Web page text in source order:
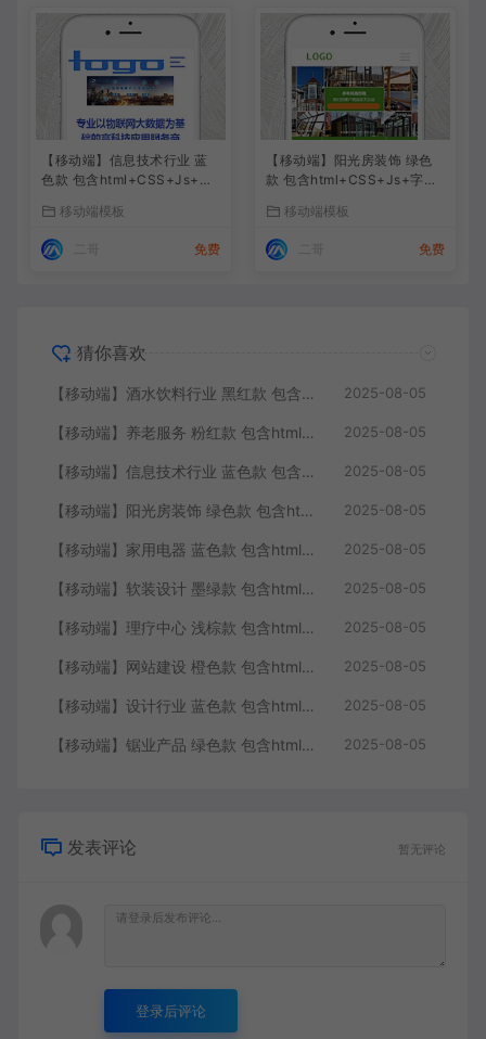
【移动端】信息技术行业 蓝
色款 包含html+CSS+Js+字
移动端模板
免费
【移动端】阳光房装饰 绿色
款 包含html+CSS+Js+字体
移动端模板
免费
猜你喜欢
【移动端】酒水饮料行业 黑红款 包含html+CSS+Js+字体文件全套 2025-08-05
【移动端】养老服务 粉红款 包含html+CSS+Js+字体文件全套 2025-08-05
【移动端】信息技术行业 蓝色款 包含html+CSS+Js+字体文件全套 2025-08-05
【移动端】阳光房装饰 绿色款 包含html+CSS+Js+字体文件全套 2025-08-05
【移动端】家用电器 蓝色款 包含html+CSS+Js+字体文件全套 2025-08-05
【移动端】软装设计 墨绿款 包含html+CSS+Js+字体文件全套 2025-08-05
【移动端】理疗中心 浅棕款 包含html+CSS+Js+字体文件全套 2025-08-05
【移动端】网站建设 橙色款 包含html+CSS+Js+字体文件全套 2025-08-05
【移动端】设计行业 蓝色款 包含html+CSS+Js+字体文件全套 2025-08-05
【移动端】锯业产品 绿色款 包含html+CSS+Js+字体文件全套 2025-08-05
发表评论 暂无评论
登录后评论